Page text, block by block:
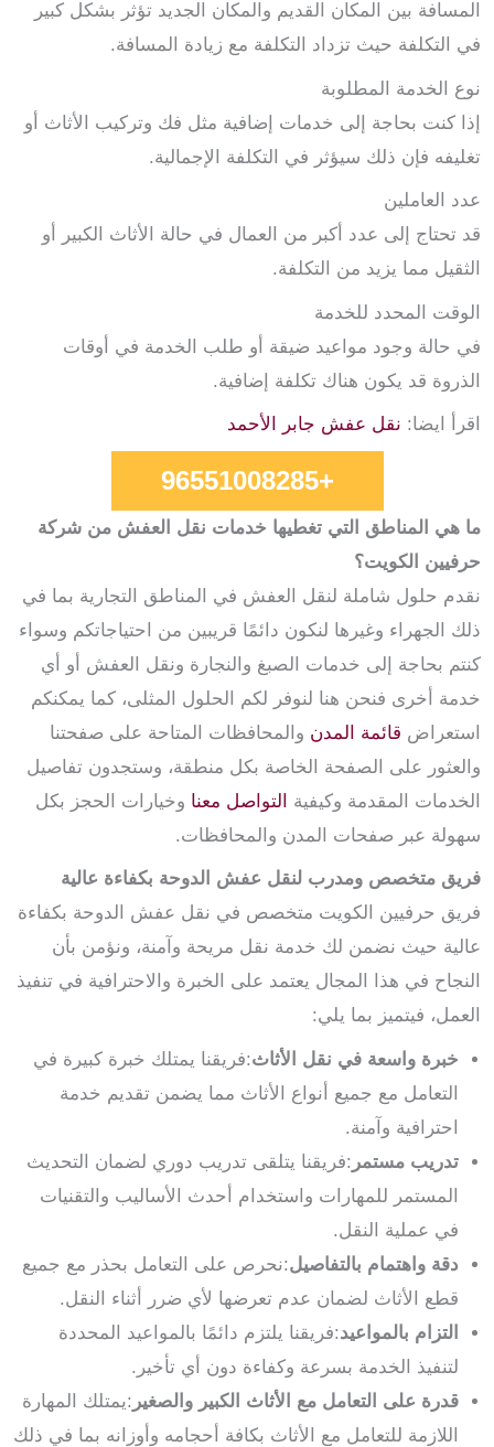
المسافة بين المكان القديم والمكان الجديد تؤثر بشكل كبير
في التكلفة حيث تزداد التكلفة مع زيادة المسافة.
نوع الخدمة المطلوبة
إذا كنت بحاجة إلى خدمات إضافية مثل فك وتركيب الأثاث أو
تغليفه فإن ذلك سيؤثر في التكلفة الإجمالية.
عدد العاملين
قد تحتاج إلى عدد أكبر من العمال في حالة الأثاث الكبير أو
الثقيل مما يزيد من التكلفة.
الوقت المحدد للخدمة
في حالة وجود مواعيد ضيقة أو طلب الخدمة في أوقات
الذروة قد يكون هناك تكلفة إضافية.
اقرأ ايضا: نقل عفش جابر الأحمد
+96551008285
ما هي المناطق التي تغطيها خدمات نقل العفش من شركة
حرفيين الكويت؟
نقدم حلول شاملة لنقل العفش في المناطق التجارية بما في
ذلك الجهراء وغيرها لنكون دائمًا قريبين من احتياجاتكم وسواء
كنتم بحاجة إلى خدمات الصبغ والنجارة ونقل العفش أو أي
خدمة أخرى فنحن هنا لنوفر لكم الحلول المثلى، كما يمكنكم
استعراض قائمة المدن والمحافظات المتاحة على صفحتنا
والعثور على الصفحة الخاصة بكل منطقة، وستجدون تفاصيل
الخدمات المقدمة وكيفية
التواصل معنا وخيارات الحجز بكل
سهولة عبر صفحات المدن والمحافظات.
فريق متخصص ومدرب لنقل عفش الدوحة بكفاءة عالية
فريق حرفيين الكويت متخصص في نقل عفش الدوحة بكفاءة
عالية حيث نضمن لك خدمة نقل مريحة وآمنة، ونؤمن بأن
النجاح في هذا المجال يعتمد على الخبرة والاحترافية في تنفيذ
العمل، فيتميز بما يلي:
خبرة واسعة في نقل الأثاث:فريقنا يمتلك خبرة كبيرة في
التعامل مع جميع أنواع الأثاث مما يضمن تقديم خدمة
احترافية وآمنة.
تدريب مستمر :فريقنا يتلقى تدريب دوري لضمان التحديث
المستمر للمهارات واستخدام أحدث الأساليب والتقنيات
في عملية النقل.
دقة واهتمام بالتفاصيل:نحرص على التعامل بحذر مع جميع
قطع الأثاث لضمان عدم تعرضها لأي ضرر أثناء النقل.
التزام بالمواعيد:فريقنا يلتزم دائمًا بالمواعيد المحددة
لتنفيذ الخدمة بسرعة وكفاءة دون أي تأخير.
قدرة على التعامل مع الأثاث الكبير والصغير :يمتلك المهارة
اللازمة للتعامل مع الأثاث بكافة أحجامه وأوزانه بما في ذلك